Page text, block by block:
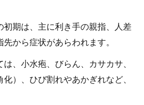
初期は、主に利き手の親指、人差
先から症状があらわれます。
、小水疱、びらん、カサカサ、
）、ひび割れやあかぎれなど、